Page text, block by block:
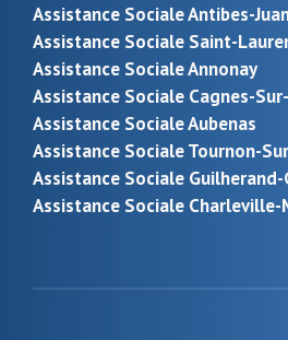
Assistance Sociale Antibes-
Assistance Sociale Saint-
Assistance Sociale Annonay
Assistance Sociale Cagnes-
Assistance Sociale Aubenas
Assistance Sociale Tournon-
Assistance Sociale Guilherand-
Assistance Sociale Charleville-